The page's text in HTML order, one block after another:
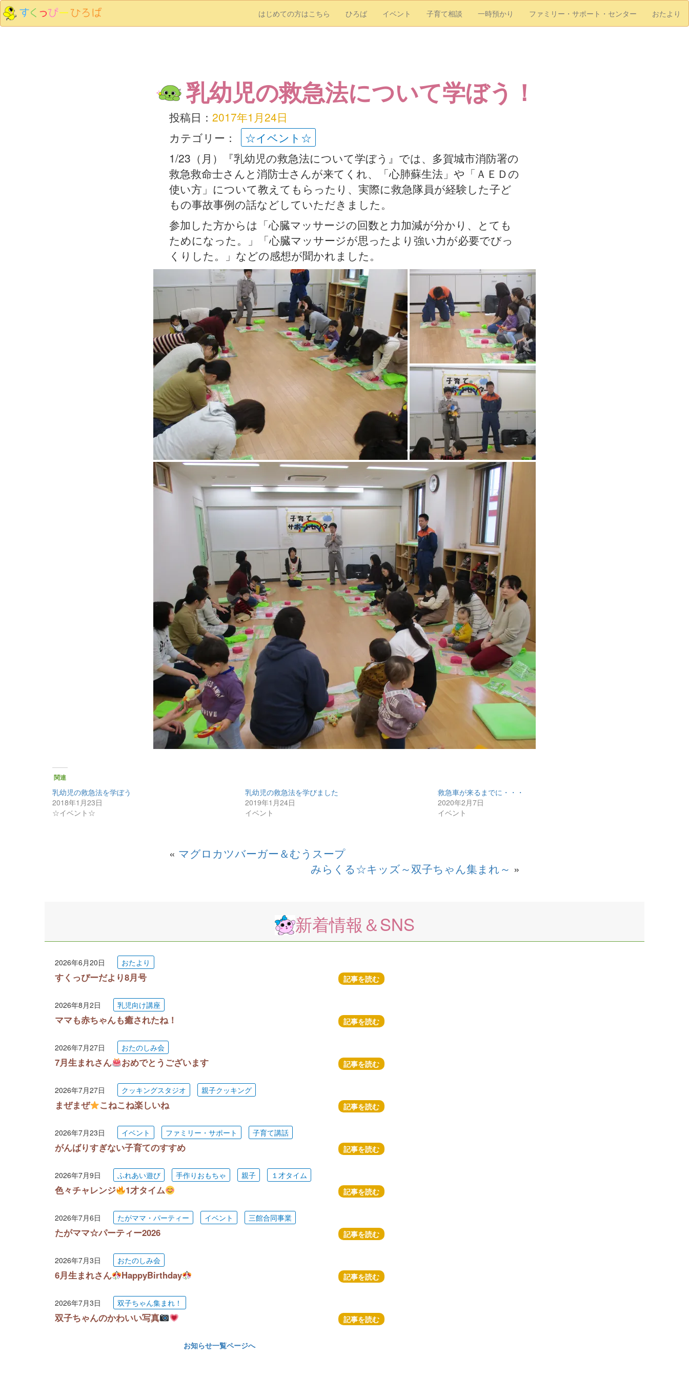
はじめての方はこちら ひろば イベント 子育て相談 一時預かり ファミリー・サポート・センター おたより
乳幼児の救急法について学ぼう！
投稿日： 2017年1月24日
カテゴリー：
☆イベント☆
1/23（月）『乳幼児の救急法について学ぼう』では、多賀城市消防署の
救急救命士さんと消防士さんが来てくれ、「心肺蘇生法」や「ＡＥＤの
使い方」について教えてもらったり、実際に救急隊員が経験した子ど
もの事故事例の話などしていただきました。
参加した方からは「心臓マッサージの回数と力加減が分かり、とても
ためになった。」「心臓マッサージが思ったより強い力が必要でびっ
くりした。」などの感想が聞かれました。
関連
乳幼児の救急法を学ぼう
2018年1月23日
☆イベント☆
乳幼児の救急法を学びました
2019年1月24日
イベント
救急車が来るまでに・・・
2020年2月7日
イベント
« マグロカツバーガー＆むうスープ
みらくる☆キッズ～双子ちゃん集まれ～ »
新着情報＆SNS
2026年6月20日 おたより
すくっぴーだより8月号 記事を読む
2026年8月2日 乳児向け講座
ママも赤ちゃんも癒されたね！ 記事を読む
2026年7月27日 おたのしみ会
7月生まれさん おめでとうございます 記事を読む
2026年7月27日 クッキングスタジオ 親子クッキング
まぜまぜ こねこね楽しいね 記事を読む
2026年7月23日 イベント ファミリー・サポート 子育て講話
がんばりすぎない子育てのすすめ 記事を読む
2026年7月9日 ふれあい遊び 手作りおもちゃ 親子 １才タイム
色々チャレンジ 1才タイム 記事を読む
2026年7月6日 たがママ・パーティー イベント 三館合同事業
たがママ☆パーティー2026 記事を読む
2026年7月3日 おたのしみ会
6月生まれさん HappyBirthday 記事を読む
2026年7月3日 双子ちゃん集まれ！
双子ちゃんのかわいい写真 記事を読む
お知らせ一覧ページへ